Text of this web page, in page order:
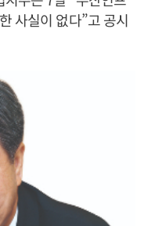
사실이 없다”고 공시